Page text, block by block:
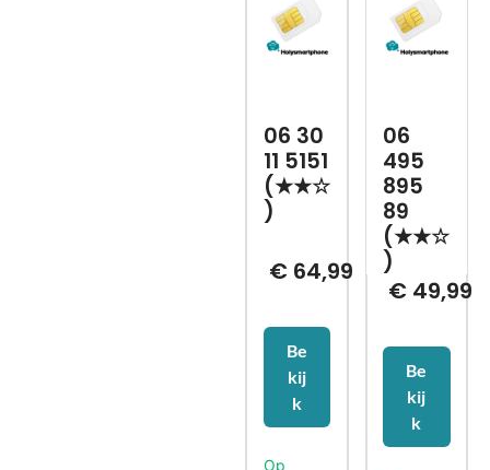
06 30
11 5151
(★★☆
)
€64,99
Be
kij
k
06
495
895
89
(★★☆
)
€ 49,99
Be
kij
k